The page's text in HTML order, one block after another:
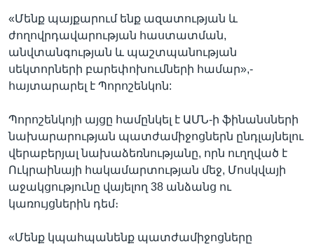
«Մենք պայքարում ենք ազատության և
ժողովրդավարության հաստատման,
անվտանգության և պաշտպանության
սեկտորների բարեփոխումների համար»,-
հայտարարել է Պորոշենկոն:
Պորոշենկոյի այցը համընկել է ԱՄՆ-ի ֆինանսների
նախարարության պատժամիջոցներն ընդլայնելու
վերաբերյալ նախաձեռնությանը, որն ուղղված է
Ուկրաինայի հակամարտության մեջ, Մոսկվայի
աջակցությունը վայելող 38 անձանց ու
կառույցներին դեմ։
«Մենք կպահպանենք պատժամիջոցները